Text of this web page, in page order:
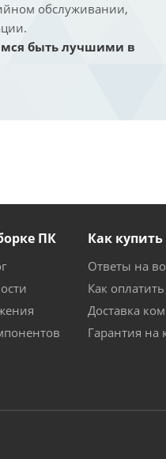
обслуживании,
быть лучшими в
ПК Как
Ответы на
Как
Доставка
Гарантия